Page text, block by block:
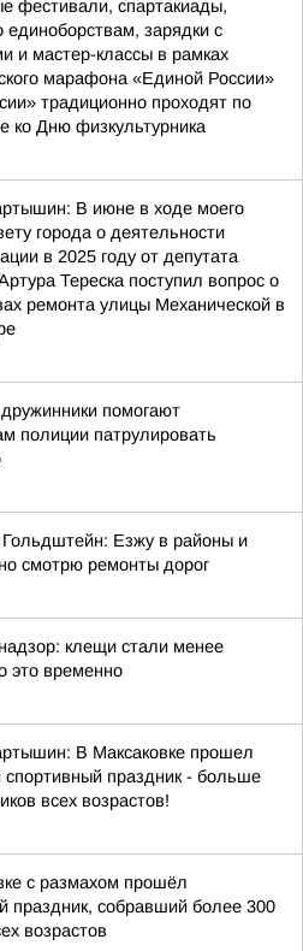
фестивали, спартакиады,
единоборствам, зарядки с
и мастер-классы в рамках
марафона «Единой России»
традиционно проходят по
ко Дню физкультурника
В июне в ходе моего
города о деятельности
в 2025 году от депутата
Тереска поступил вопрос о
ремонта улицы Механической в
помогают
полиции патрулировать
Гольдштейн: Езжу в районы и
смотрю ремонты дорог
клещи стали менее
это временно
В Максаковке прошел
спортивный праздник - больше
всех возрастов!
с размахом прошёл
праздник, собравший более 300
возрастов